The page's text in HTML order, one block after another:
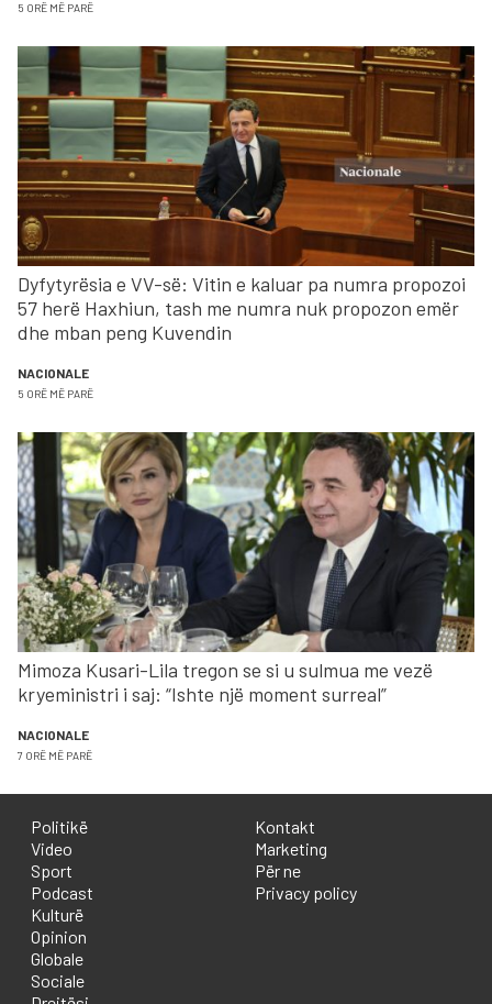
5 ORË MË PARË
Dyfytyrësia e VV-së: Vitin e kaluar pa numra propozoi
57 herë Haxhiun, tash me numra nuk propozon emër
dhe mban peng Kuvendin
NACIONALE
5 ORË MË PARË
Mimoza Kusari-Lila tregon se si u sulmua me vezë
kryeministri i saj: “Ishte një moment surreal”
NACIONALE
7 ORË MË PARË
Politikë
Video
Sport
Podcast
Kulturë
Opinion
Globale
Sociale
Kontakt
Marketing
Për ne
Privacy policy